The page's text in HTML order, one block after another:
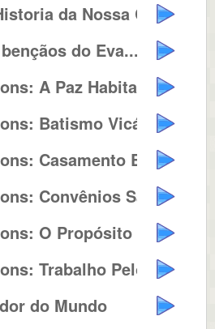
da Nossa C...
do Eva...
A Paz Habita n...
Batismo Vicário
Casamento Eterno
Convênios Sag...
O Propósito d...
Trabalho Pelos...
do Mundo